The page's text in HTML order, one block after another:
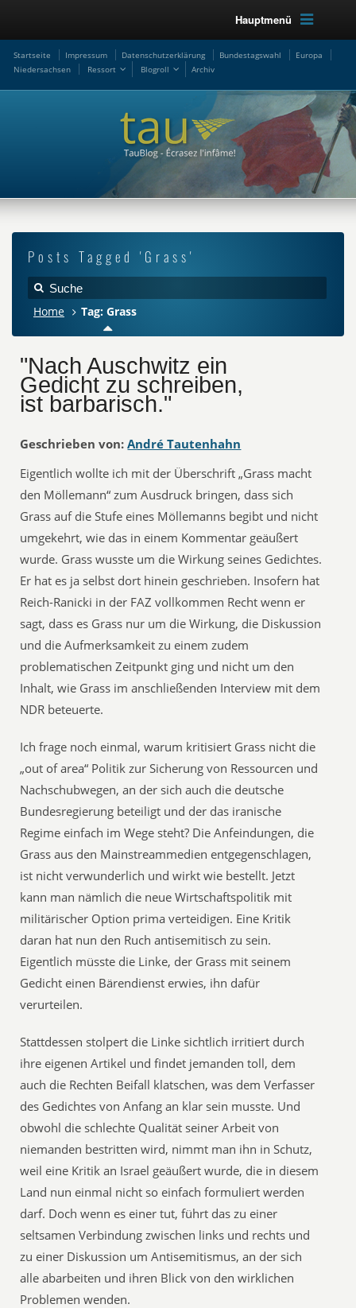
Hauptmenü
Startseite Impressum Datenschutzerklärung Bundestagswahl
Europa
Niedersachsen
Ressort Blogroll Archiv
Posts Tagged 'Grass'
Home Tag: Grass
"Nach Auschwitz ein
Gedicht zu schreiben,
ist barbarisch."
Geschrieben von: André Tautenhahn
Eigentlich wollte ich mit der Überschrift „Grass macht
den Möllemann“ zum Ausdruck bringen, dass sich
Grass auf die Stufe eines Möllemanns begibt und nicht
umgekehrt, wie das in einem Kommentar geäußert
wurde. Grass wusste um die Wirkung seines Gedichtes.
Er hat es ja selbst dort hinein geschrieben. Insofern hat
Reich-Ranicki in der FAZ vollkommen Recht wenn er
sagt, dass es Grass nur um die Wirkung, die Diskussion
und die Aufmerksamkeit zu einem zudem
problematischen Zeitpunkt ging und nicht um den
Inhalt, wie Grass im anschließenden Interview mit dem
NDR beteuerte.
Ich frage noch einmal, warum kritisiert Grass nicht die
„out of area“ Politik zur Sicherung von Ressourcen und
Nachschubwegen, an der sich auch die deutsche
Bundesregierung beteiligt und der das iranische
Regime einfach im Wege steht? Die Anfeindungen, die
Grass aus den Mainstreammedien entgegenschlagen,
ist nicht verwunderlich und wirkt wie bestellt. Jetzt
kann man nämlich die neue Wirtschaftspolitik mit
militärischer Option prima verteidigen. Eine Kritik
daran hat nun den Ruch antisemitisch zu sein.
Eigentlich müsste die Linke, der Grass mit seinem
Gedicht einen Bärendienst erwies, ihn dafür
verurteilen.
Stattdessen stolpert die Linke sichtlich irritiert durch
ihre eigenen Artikel und findet jemanden toll, dem
auch die Rechten Beifall klatschen, was dem Verfasser
des Gedichtes von Anfang an klar sein musste. Und
obwohl die schlechte Qualität seiner Arbeit von
niemanden bestritten wird, nimmt man ihn in Schutz,
weil eine Kritik an Israel geäußert wurde, die in diesem
Land nun einmal nicht so einfach formuliert werden
darf. Doch wenn es einer tut, führt das zu einer
seltsamen Verbindung zwischen links und rechts und
zu einer Diskussion um Antisemitismus, an der sich
alle abarbeiten und ihren Blick von den wirklichen
Problemen wenden.